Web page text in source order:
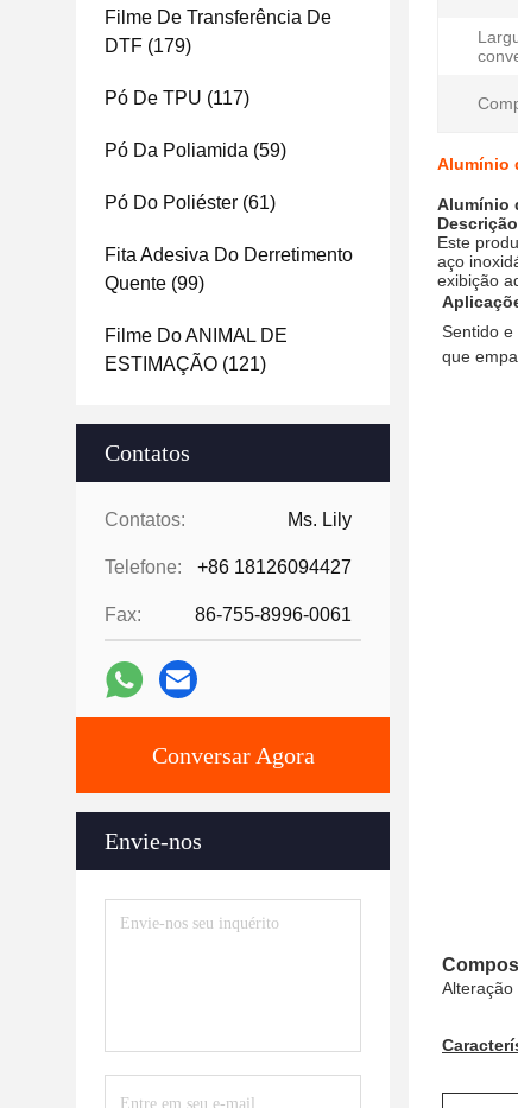
Filme De Transferência De
DTF (179)
Pó De TPU (117)
Pó Da Poliamida (59)
Pó Do Poliéster (61)
Fita Adesiva Do Derretimento
Quente (99)
Filme Do ANIMAL DE
ESTIMAÇÃO (121)
Contatos
Contatos: Ms. Lily
Telefone: +86 18126094427
Fax: 86-755-8996-0061
Conversar Agora
Envie-nos
Alumínio
Alumínio
Descrição
Este
aço
exibição
Sentido
que